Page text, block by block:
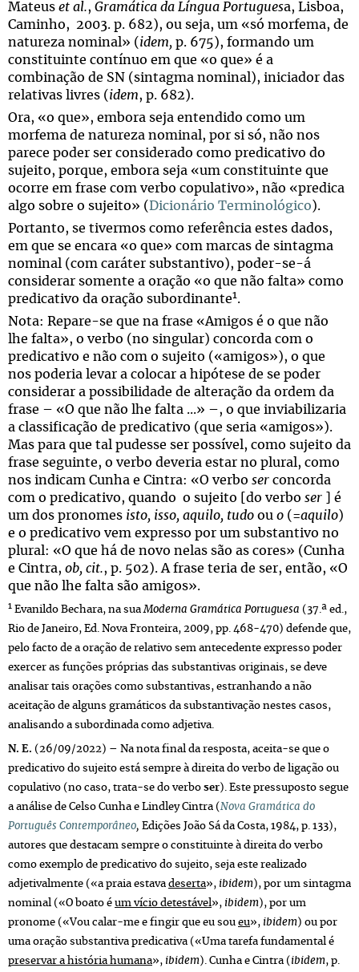
Mateus et al., Gramática da Língua Portuguesa, Lisboa,
Caminho, 2003. p. 682), ou seja, um «só morfema, de
natureza nominal» ( idem, p. 675), formando um
constituinte contínuo em que «o que» é a
combinação de SN (sintagma nominal), iniciador das
relativas livres ( idem, p. 682).
Ora, «o que», embora seja entendido como um
morfema de natureza nominal, por si só, não nos
parece poder ser considerado como predicativo do
sujeito, porque, embora seja «um constituinte que
ocorre em frase com verbo copulativo», não «predica
algo sobre o sujeito» (
Dicionário Terminológico).
Portanto, se tivermos como referência estes dados,
em que se encara «o que» com marcas de sintagma
nominal (com caráter substantivo), poder-se-á
considerar somente a oração «o que não falta» como
predicativo da oração subordinante1 .
Nota: Repare-se que na frase «Amigos é o que não
lhe falta», o verbo (no singular) concorda com o
predicativo e não com o sujeito («amigos»), o que
nos poderia levar a colocar a hipótese de se poder
considerar a possibilidade de alteração da ordem da
frase – «O que não lhe falta ...» –, o que inviabilizaria
a classificação de predicativo (que seria «amigos»).
Mas para que tal pudesse ser possível, como sujeito da
frase seguinte, o verbo deveria estar no plural, como
nos indicam Cunha e Cintra: «O verbo ser concorda
com o predicativo, quando o sujeito [do verbo ser ] é
um dos pronomes isto, isso, aquilo, tudo ou o (=aquilo)
e o predicativo vem expresso por um substantivo no
plural: «O que há de novo nelas são as cores» (Cunha
e Cintra, ob, cit., p. 502). A frase teria de ser, então, «O
que não lhe falta são amigos».
1 Evanildo Bechara, na suaModerna Gramática Portuguesa (37.ª ed.,
Rio de Janeiro, Ed. Nova Fronteira, 2009, pp. 468-470) defende que,
pelo facto de a oração de relativo sem antecedente expresso poder
exercer as funções próprias das substantivas originais, se deve
analisar tais orações como substantivas, estranhando a não
aceitação de alguns gramáticos da substantivação nestes casos,
analisando a subordinada como adjetiva.
N. E. (26/09/2022) – Na nota final da resposta, aceita-se que o
predicativo do sujeito está sempre à direita do verbo de ligação ou
copulativo (no caso, trata-se do verbo ser). Este pressuposto segue
a análise de Celso Cunha e Lindley Cintra (Nova Gramática do
Português Contemporâneo, Edições João Sá da Costa, 1984, p. 133),
autores que destacam sempre o constituinte à direita do verbo
como exemplo de predicativo do sujeito, seja este realizado
adjetivalmente («a praia estava deserta», ibidem), por um sintagma
nominal («O boato é um vício detestável», ibidem), por um
pronome («Vou calar-me e fingir que eu sou eu», ibidem) ou por
uma oração substantiva predicativa («Uma tarefa fundamental é
preservar a história humana», ibidem). Cunha e Cintra ( ibidem, p.